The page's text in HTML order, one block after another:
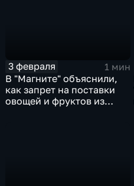
3 февраля
1 мин
В "Магните" объяснили,
как запрет на поставки
овощей и фруктов из